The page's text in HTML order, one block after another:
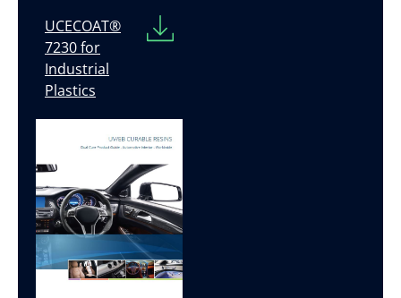
UCECOAT®
7230 for
Industrial
Plastics